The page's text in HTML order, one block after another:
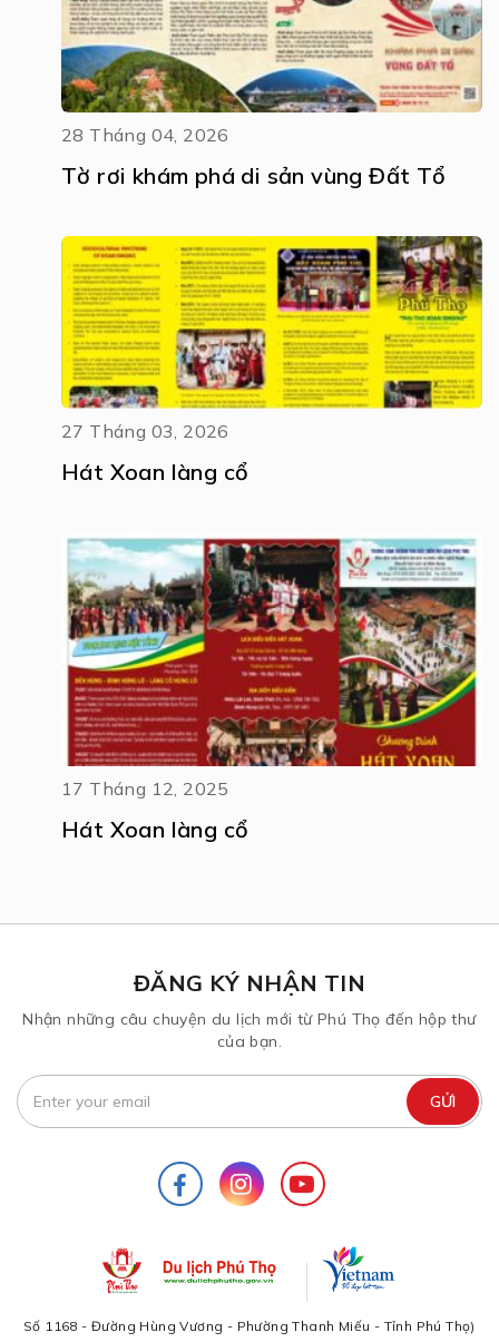
28 Tháng 04, 2026
Tờ rơi khám phá di sản vùng Đất Tổ
27 Tháng 03, 2026
Hát Xoan làng cổ
17 Tháng 12, 2025
Hát Xoan làng cổ
Số 1168 - Đường Hùng Vương - Phường Thanh Miếu - Tỉnh Phú Thọ)
ĐĂNG KÝ NHẬN TIN
Nhận những câu chuyện du lịch mới từ Phú Thọ đến hộp thư
của bạn.